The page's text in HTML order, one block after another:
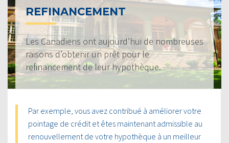
REFINANCEMENT
Les Canadiens ont aujourd’hui de nombreuses
raisons d’obtenir un prêt pour le
refinancement de leur hypothèque.
Par exemple, vous avez contribué à améliorer votre
pointage de crédit et êtes maintenant admissible au
renouvellement de votre hypothèque à un meilleur